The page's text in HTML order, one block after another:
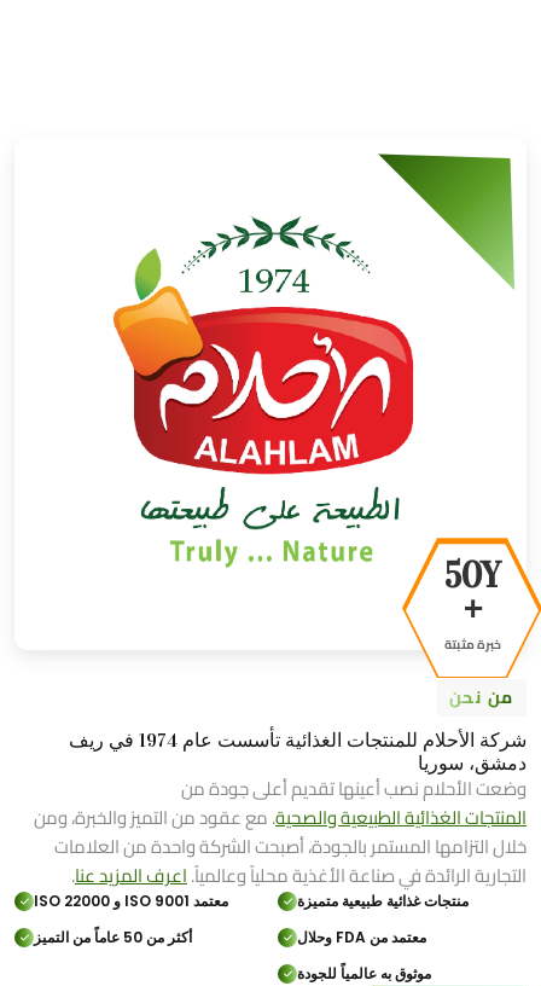
50Y
+
خبرة مثبتة
من نحن
شركة الأحلام للمنتجات الغذائية تأسست عام 1974 في ريف
دمشق، سوريا
وضعت الأحلام نصب أعينها تقديم أعلى جودة من
المنتجات الغذائية الطبيعية والصحية. مع عقود من التميز والخبرة، ومن
خلال التزامها المستمر بالجودة، أصبحت الشركة واحدة من العلامات
التجارية الرائدة في صناعة الأغذية محلياً وعالمياً.اعرف المزيد عنا.
منتجات غذائية طبيعية متميزة
معتمد ISO 9001 و ISO 22000
معتمد من FDA وحلال
أكثر من 50 عاماً من التميز
موثوق به عالمياً للجودة